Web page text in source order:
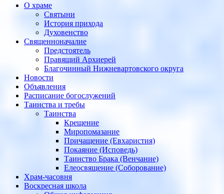
О храме
Святыни
История прихода
Духовенство
Священноначалие
Предстоятель
Правящий Архиерей
Благочинный Нижневартовского округа
Новости
Объявления
Расписание богослужений
Таинства и требы
Таинства
Крещение
Миропомазание
Причащение (Евхаристия)
Покаяние (Исповедь)
Таинство Брака (Венчание)
Елеосвящение (Соборование)
Храм-часовня
Воскресная школа